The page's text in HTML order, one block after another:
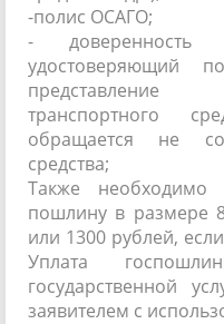
-полис ОСАГО;
- доверенность
удостоверяющий
представление
транспортного
обращается не
средства;
Также необходимо
пошлину в размере
или 1300 рублей,
Уплата
государственной
заявителем с